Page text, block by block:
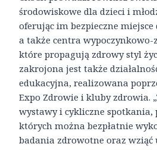
środowiskowe dla dzieci i
oferując im bezpieczne
a także centra wypoczynkowo-
które propagują zdrowy styl
zakrojona jest także
edukacyjna, realizowana
Expo Zdrowie i kluby zdrowia.
wystawy i cykliczne spotkania,
których można bezpłatnie
badania zdrowotne oraz wziąć